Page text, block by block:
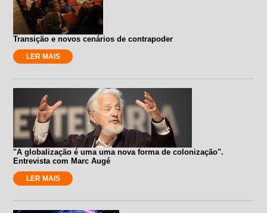
Transição e novos cenários de contrapoder
LER MAIS
"A globalização é uma uma nova forma de colonização".
Entrevista com Marc Augé
LER MAIS